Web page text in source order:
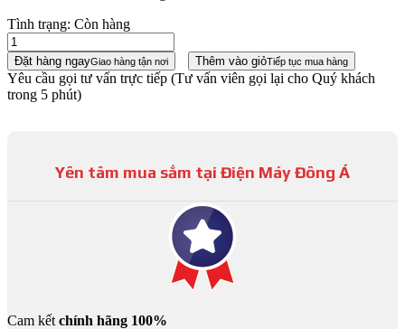
Tình trạng: Còn hàng
Đặt hàng ngayGiao hàng tận nơi Thêm vào giỏTiếp tục mua hàng
Yêu cầu gọi tư vấn trực tiếp (Tư vấn viên gọi lại cho Quý khách
trong 5 phút)
Yên tâm mua sắm tại Điện Máy Đông Á
Cam kết chính hãng 100%